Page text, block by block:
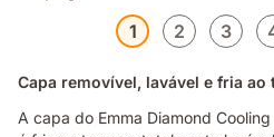
1 2 3
Capa removível, lavável e fria ao
A capa do Emma Diamond